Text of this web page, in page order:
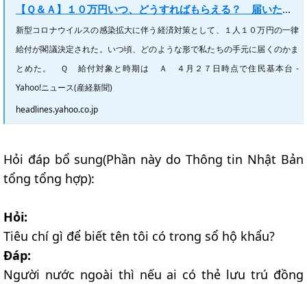
【Ｑ＆Ａ】１０万円いつ、どうすればもらえる？ 届いた申請書を返送（産経新聞） - Yahoo!ニュース
新型コロナウイルスの感染拡大に伴う経済対策として、１人１０万円の一律
給付が閣議決定された。いつ頃、どのような形で私たちの手元に届くのかま
とめた。 Ｑ 給付対象と時期は Ａ ４月２７日時点で住民基本台 -
Yahoo!ニュース(産経新聞)
headlines.yahoo.co.jp
Hỏi đáp bổ sung(Phần này do Thông tin Nhật Bản
tổng tổng hợp):
Hỏi:
Tiêu chí gì để biết tên tôi có trong sổ hộ khẩu?
Đáp:
Người nước ngoài thì nếu ai có thẻ lưu trú đồng